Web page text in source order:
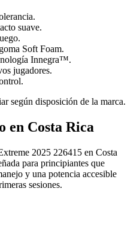
suave.
Soft Foam.
Innegra™.
jugadores.
según disposición de la marca.
en Costa Rica
2025 226415 en Costa
para principiantes que
y una potencia accesible
sesiones.